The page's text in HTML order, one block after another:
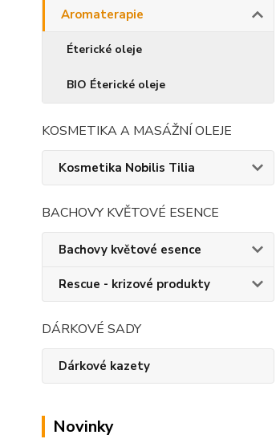
Aromaterapie
Éterické oleje
BIO Éterické oleje
KOSMETIKA A MASÁŽNÍ OLEJE
Kosmetika Nobilis Tilia
BACHOVY KVĚTOVÉ ESENCE
Bachovy květové esence
Rescue - krizové produkty
DÁRKOVÉ SADY
Dárkové kazety
Novinky